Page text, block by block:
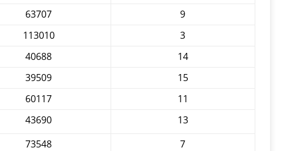
63707
9
113010
3
40688
14
39509
15
60117
11
43690
13
73548
7